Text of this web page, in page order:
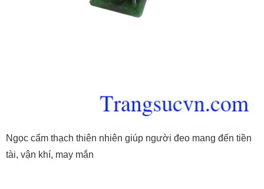
Ngọc cẩm thạch thiên nhiên giúp người đeo mang đến tiền
tài, vận khí, may mắn